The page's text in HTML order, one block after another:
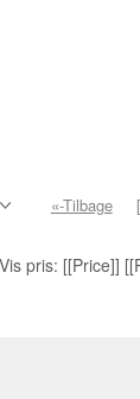
«-Tilbage
pris: [[Price]]